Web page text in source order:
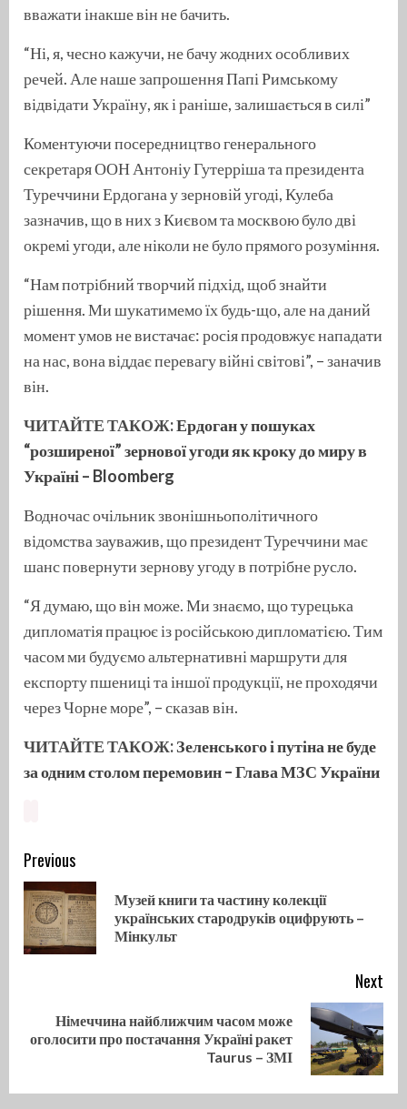
вважати інакше він не бачить.
“Ні, я, чесно кажучи, не бачу жодних особливих
речей. Але наше запрошення Папі Римському
відвідати Україну, як і раніше, залишається в силі”
Коментуючи посередництво генерального
секретаря ООН Антоніу Гутерріша та президента
Туреччини Ердогана у зерновій угоді, Кулеба
зазначив, що в них з Києвом та москвою було дві
окремі угоди, але ніколи не було прямого розуміння.
“Нам потрібний творчий підхід, щоб знайти
рішення. Ми шукатимемо їх будь-що, але на даний
момент умов не вистачає: росія продовжує нападати
на нас, вона віддає перевагу війні світові”, – заначив
він.
ЧИТАЙТЕ ТАКОЖ:Ердоган у пошуках
“розширеної” зернової угоди як кроку до миру в
Україні – Bloomberg
Водночас очільник звонішньополітичного
відомства зауважив, що президент Туреччини має
шанс повернути зернову угоду в потрібне русло.
“Я думаю, що він може. Ми знаємо, що турецька
дипломатія працює із російською дипломатією. Тим
часом ми будуємо альтернативні маршрути для
експорту пшениці та іншої продукції, не проходячи
через Чорне море”, – сказав він.
ЧИТАЙТЕ ТАКОЖ:Зеленського і путіна не буде
за одним столом перемовин – Глава МЗС України
Continue
Reading
Previous
Музей книги та частину колекції
українських стародруків оцифрують –
Мінкульт
Next
Next
Німеччина найближчим часом може
оголосити про постачання Україні ракет
Taurus – ЗМІ